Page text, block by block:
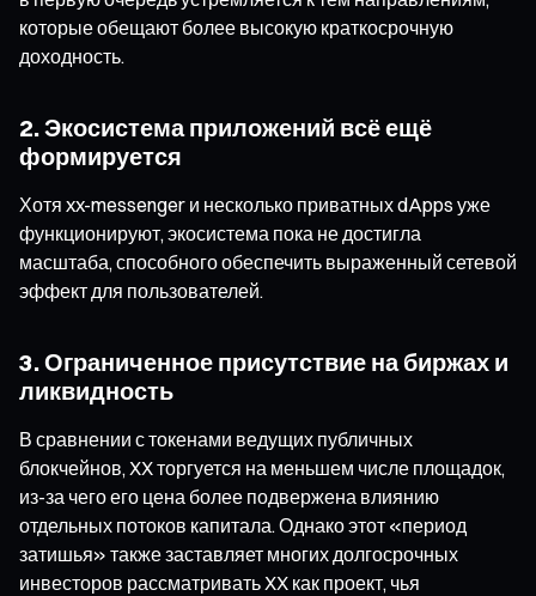
которые обещают более высокую краткосрочную
доходность.
2. Экосистема приложений всё ещё
формируется
Хотя xx-messenger и несколько приватных dApps уже
функционируют, экосистема пока не достигла
масштаба, способного обеспечить выраженный сетевой
эффект для пользователей.
3. Ограниченное присутствие на биржах и
ликвидность
В сравнении с токенами ведущих публичных
блокчейнов, XX торгуется на меньшем числе площадок,
из-за чего его цена более подвержена влиянию
отдельных потоков капитала. Однако этот «период
затишья» также заставляет многих долгосрочных
инвесторов рассматривать XX как проект, чья